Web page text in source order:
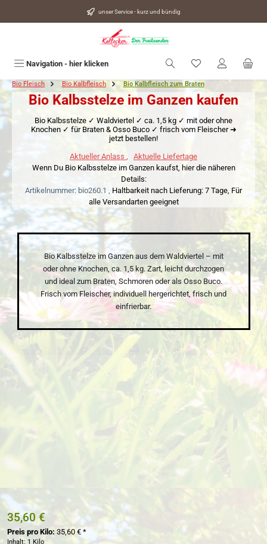
unser Service - kurz und bündig
Navigation - hier klicken Du hast 0
Bio Fleisch Bio Kalbfleisch Bio Kalbfleisch zum Braten
Bio Kalbsstelze im Ganzen kaufen
Bio Kalbsstelze ✓ Waldviertel ✓ ca. 1,5 kg ✓ mit oder ohne
Knochen ✓ für Braten & Osso Buco ✓ frisch vom Fleischer ➜
jetzt bestellen!
Aktueller Anlass
Aktuelle Liefertage
Wenn Du Bio Kalbsstelze im Ganzen kaufst, hier die näheren
Details:
Artikelnummer: bio260.1 , Haltbarkeit nach Lieferung: 7 Tage, Für
alle Versandarten geeignet
Bio Kalbsstelze im Ganzen aus dem Waldviertel – mit
oder ohne Knochen, ca. 1,5 kg. Zart, leicht durchzogen
und ideal zum Braten, Schmoren oder als Osso Buco.
Frisch vom Fleischer, individuell hergerichtet, frisch und
einfrierbar.
Bildergalerie überspringen
35,60 €
Preis pro Kilo: 35,60 € *
Inhalt: 1 Kilo